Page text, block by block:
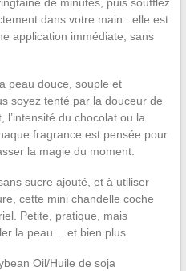
dans votre main : elle est
application immédiate, sans
peau douce, souple et
soyez tenté par la douceur de
l’intensité du chocolat ou la
fragrance est pensée pour
la magie du moment.
sucre ajouté, et à utiliser
cette mini chandelle coche
Petite, pratique, mais
la peau… et bien plus.
Oil/Huile de soja